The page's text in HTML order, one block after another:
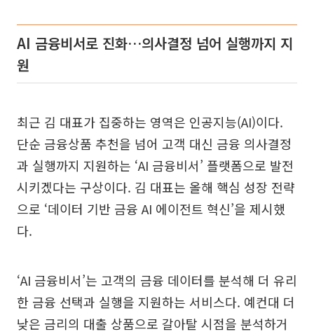
AI 금융비서로 진화…의사결정 넘어 실행까지 지
원
최근 김 대표가 집중하는 영역은 인공지능(AI)이다.
단순 금융상품 추천을 넘어 고객 대신 금융 의사결정
과 실행까지 지원하는 ‘AI 금융비서’ 플랫폼으로 발전
시키겠다는 구상이다. 김 대표는 올해 핵심 성장 전략
으로 ‘데이터 기반 금융 AI 에이전트 혁신’을 제시했
다.
‘AI 금융비서’는 고객의 금융 데이터를 분석해 더 유리
한 금융 선택과 실행을 지원하는 서비스다. 예컨대 더
낮은 금리의 대출 상품으로 갈아탈 시점을 분석하거